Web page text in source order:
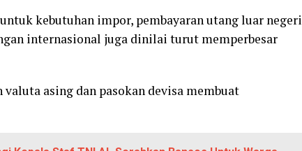
kebutuhan impor, pembayaran utang luar negeri
internasional juga dinilai turut memperbesar
asing dan pasokan devisa membuat